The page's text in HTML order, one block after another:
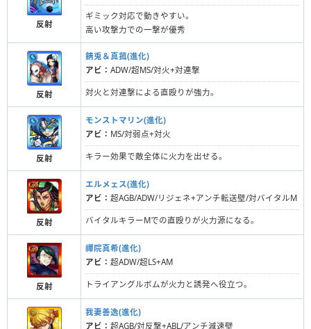
反射
ギミック対応で動きやすい。
高い攻撃力での一撃が優秀
反射
錆兎＆真菰(進化)
アビ： ADW/超MS/対火+対連撃
対火と対連撃による直殴りが強力。
反射
モンストマリン(進化)
アビ： MS/対弱点+対火
キラー効果で敵全体に火力を出せる。
反射
エルメェス(進化)
アビ： 超AGB/ADW/リジェネ+アンチ転送壁/対バイタルM
バイタルキラーMでの直殴りが火力源になる。
反射
禪院真希(進化)
アビ： 超ADW/超LS+AM
トライアングルボムが火力と誘発へ役立つ。
我妻善逸(進化)
アビ： 超AGB/対反撃+ABL/アンチ減速壁